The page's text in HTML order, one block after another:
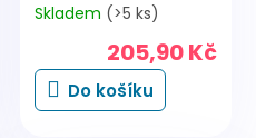
Skladem (>5 ks)
205,90 Kč
Do košíku